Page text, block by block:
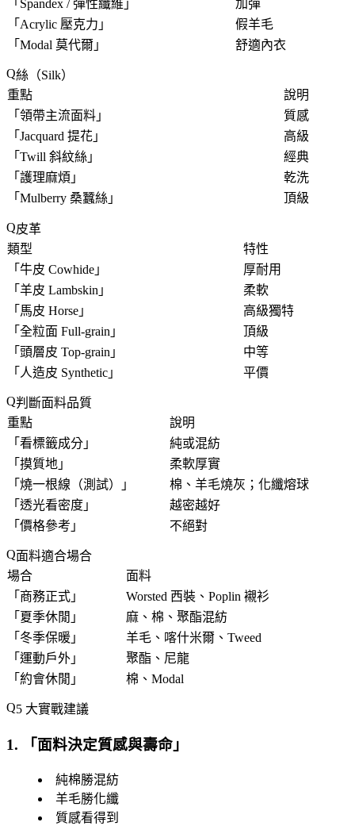
「 Spandex / 彈性纖維 」
加彈
「 Acrylic 壓克力 」
假羊毛
「 Modal 莫代爾 」 舒適內衣
絲（Silk）
重點
說明
「 領帶主流面料 」
質感
「 Jacquard 提花 」
高級
「 Twill 斜紋絲 」
經典
「 護理麻煩 」
乾洗
「 Mulberry 桑蠶絲 」 頂級
皮革
類型
特性
「 牛皮 Cowhide 」
厚耐用
「 羊皮 Lambskin 」
柔軟
「 馬皮 Horse 」
高級獨特
「 全粒面 Full-grain 」
頂級
「 頭層皮 Top-grain 」
中等
「 人造皮 Synthetic 」 平價
判斷面料品質
重點
說明
「 看標籤成分 」
純或混紡
「 摸質地 」
柔軟厚實
「 燒一根線（測試） 」
棉、羊毛燒灰；化纖熔球
「 透光看密度 」
越密越好
「 價格參考 」 不絕對
面料適合場合
場合
面料
「 商務正式 」
Worsted 西裝、Poplin 襯衫
「 夏季休閒 」
麻、棉、聚酯混紡
「 冬季保暖 」
羊毛、喀什米爾、Tweed
「 運動戶外 」
聚酯、尼龍
「 約會休閒 」 棉、Modal
5 大實戰建議
1. 「 面料決定質感與壽命 」
純棉勝混紡
羊毛勝化纖
質感看得到